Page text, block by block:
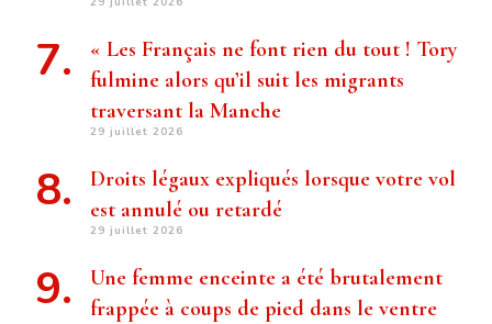
« Les Français ne font rien du tout ! Tory
fulmine alors qu’il suit les migrants
traversant la Manche
29 juillet 2026
Droits légaux expliqués lorsque votre vol
est annulé ou retardé
29 juillet 2026
Une femme enceinte a été brutalement
frappée à coups de pied dans le ventre